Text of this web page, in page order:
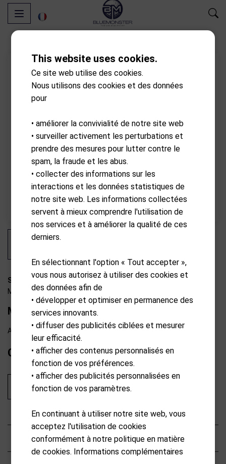
SP19-R0603
MotoCaddy
M-Tech Poignée en cuir
Available from external warehouse
CHF 45.00
Ajouter au panier
Caractéristiques
This website uses cookies.
Ce site web utilise des cookies.
Nous utilisons des cookies et des données
pour
• améliorer la convivialité de notre site web
• surveiller activement les perturbations et
prendre des mesures pour lutter contre le
spam, la fraude et les abus.
• collecter des informations sur les
interactions et les données statistiques de
notre site web. Les informations collectées
servent à mieux comprendre l'utilisation de
nos services et à améliorer la qualité de ces
derniers.
En sélectionnant l'option « Tout accepter »,
vous nous autorisez à utiliser des cookies et
des données afin de
• développer et optimiser en permanence des
services innovants.
• diffuser des publicités ciblées et mesurer
leur efficacité.
• afficher des contenus personnalisés en
fonction de vos préférences.
• afficher des publicités personnalisées en
fonction de vos paramètres.
En continuant à utiliser notre site web, vous
acceptez l'utilisation de cookies
conformément à notre politique en matière
de cookies. Informations complémentaires